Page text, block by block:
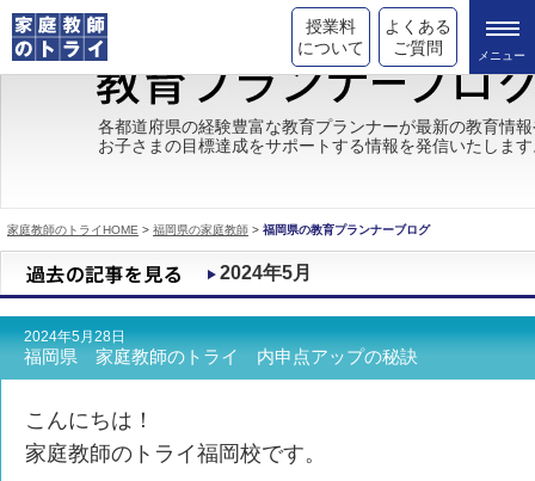
授業料
について
よくある
ご質問
トライの教育理念
成績が上がる理由
都道府県別情報
合格体験談
キャンペーン情報
各都道府県の経験豊富な教育プランナーが最新の教育情
お子さまの目標達成をサポートする情報を発信いたしま
家庭教師のトライHOME > 福岡県の家庭教師 > 福岡県の教育プランナーブログ
2024年5月
2024年5月28日
福岡県 家庭教師のトライ 内申点アップの秘訣
こんにちは！
家庭教師のトライ福岡校です。